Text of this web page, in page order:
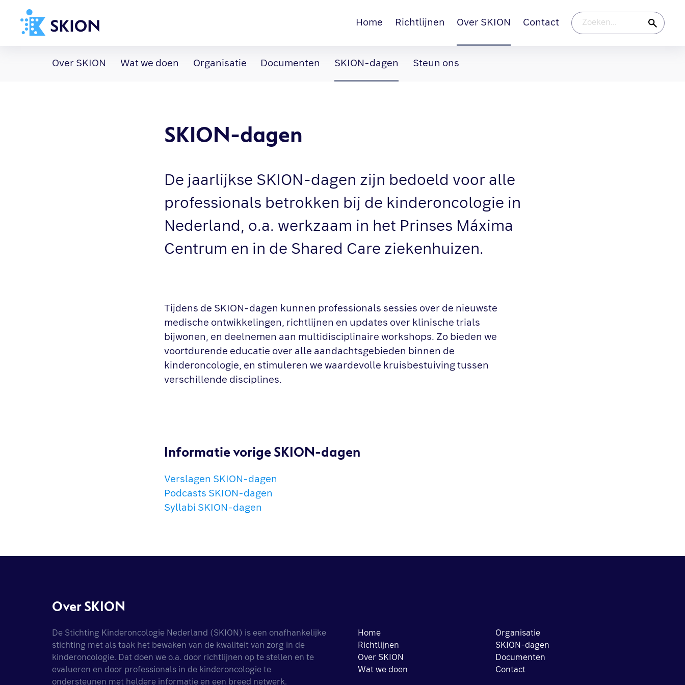
Home Richtlijnen Over SKION Contact
Over SKION Wat we doen Organisatie Documenten SKION-dagen Steun ons
SKION-dagen
De jaarlijkse SKION-dagen zijn bedoeld voor alle
professionals betrokken bij de kinderoncologie in
Nederland, o.a. werkzaam in het Prinses Máxima
Centrum en in de Shared Care ziekenhuizen.
Tijdens de SKION-dagen kunnen professionals sessies over de nieuwste
medische ontwikkelingen, richtlijnen en updates over klinische trials
bijwonen, en deelnemen aan multidisciplinaire workshops. Zo bieden we
voortdurende educatie over alle aandachtsgebieden binnen de
kinderoncologie, en stimuleren we waardevolle kruisbestuiving tussen
verschillende disciplines.
Informatie vorige SKION-dagen
Verslagen SKION-dagen
Podcasts SKION-dagen
Syllabi SKION-dagen
Over SKION
De Stichting Kinderoncologie Nederland (SKION) is een onafhankelijke
stichting met als taak het bewaken van de kwaliteit van zorg in de
kinderoncologie. Dat doen we o.a. door richtlijnen op te stellen en te
evalueren en door professionals in de kinderoncologie te
ondersteunen met heldere informatie en een breed netwerk.
Home
Richtlijnen
Over SKION
Wat we doen
Organisatie
SKION-dagen
Documenten
Contact
Richtlijnen